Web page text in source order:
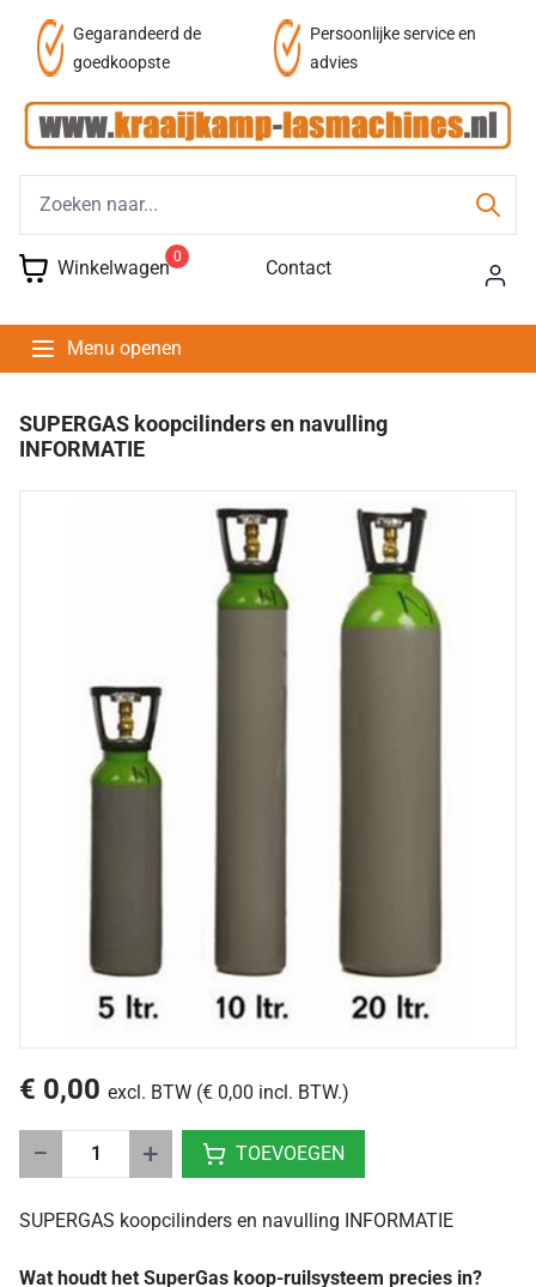
Gegarandeerd de
goedkoopste
Persoonlijke service en
advies
Winkelwagen 0 Contact
Menu openen
Wat houdt het SuperGas koop-ruilsysteem precies in?
SUPERGAS koopcilinders en navulling
INFORMATIE
€ 0,00 excl. BTW (€ 0,00 incl. BTW.)
− + TOEVOEGEN
SUPERGAS koopcilinders en navulling INFORMATIE